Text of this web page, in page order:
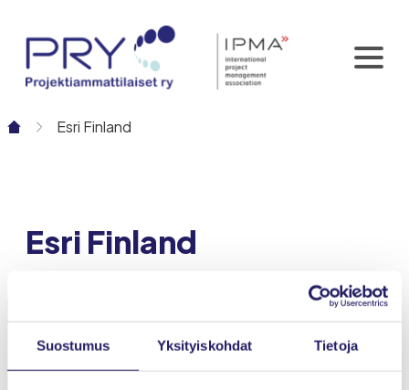
Suostumus Yksityiskohdat Tietoja
sisältöön
Esri Finland
Esri Finland